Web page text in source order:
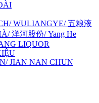
WULIANGYE/ 五粮液
洋河股份/ Yang He
LIQUOR
JIAN NAN CHUN